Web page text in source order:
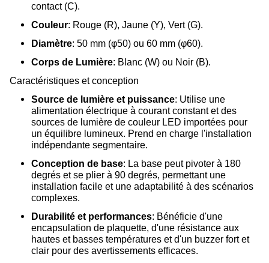
contact (C).
Couleur: Rouge (R), Jaune (Y), Vert (G).
Diamètre: 50 mm (φ50) ou 60 mm (φ60).
Corps de Lumière: Blanc (W) ou Noir (B).
Caractéristiques et conception
Source de lumière et puissance: Utilise une
alimentation électrique à courant constant et des
sources de lumière de couleur LED importées pour
un équilibre lumineux. Prend en charge l'installation
indépendante segmentaire.
Conception de base: La base peut pivoter à 180
degrés et se plier à 90 degrés, permettant une
installation facile et une adaptabilité à des scénarios
complexes.
Durabilité et performances: Bénéficie d'une
encapsulation de plaquette, d'une résistance aux
hautes et basses températures et d'un buzzer fort et
clair pour des avertissements efficaces.